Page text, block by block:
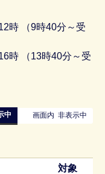
時 （9時40分～受
時 （13時40分～受
中 画面内 非表示中
対象